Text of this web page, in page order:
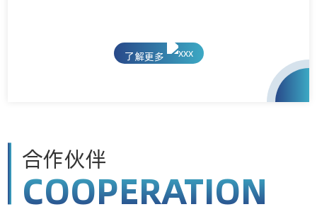
了解更多
合作伙伴
COOPERATION